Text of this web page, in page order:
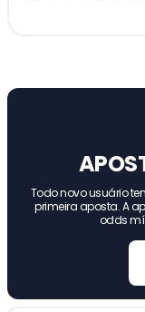
Todo novo usuário
primeira aposta. A
odds